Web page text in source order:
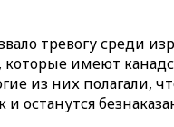
тревогу среди
имеют
из них полагали,
и останутся